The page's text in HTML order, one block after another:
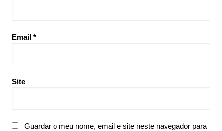
Email *
Site
Guardar o meu nome, email e site neste navegador para